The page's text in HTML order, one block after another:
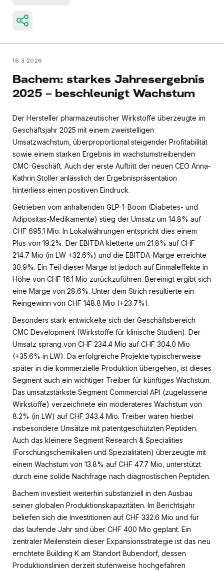
18.3.2026
Bachem: starkes Jahresergebnis
2025 – beschleunigt Wachstum
Der Hersteller pharmazeutischer Wirkstoffe überzeugte im
Geschäftsjahr 2025 mit einem zweistelligen
Umsatzwachstum, überproportional steigender Profitabilität
sowie einem starken Ergebnis im wachstumstreibenden
CMC-Geschäft. Auch der erste Auftritt der neuen CEO Anna-
Kathrin Stoller anlässlich der Ergebnispräsentation
hinterliess einen positiven Eindruck.
Getrieben vom anhaltenden GLP-1-Boom (Diabetes- und
Adipositas-Medikamente) stieg der Umsatz um 14.8% auf
CHF 695.1 Mio. In Lokalwährungen entspricht dies einem
Plus von 19.2%. Der EBITDA kletterte um 21.8% auf CHF
214.7 Mio (in LW +32.6%) und die EBITDA-Marge erreichte
30.9%. Ein Teil dieser Marge ist jedoch auf Einmaleffekte in
Höhe von CHF 16.1 Mio zurückzuführen. Bereinigt ergibt sich
eine Marge von 28.6%. Unter dem Strich resultierte ein
Reingewinn von CHF 148.8 Mio (+23.7%).
Besonders stark entwickelte sich der Geschäftsbereich
CMC Development (Wirkstoffe für klinische Studien). Der
Umsatz sprang von CHF 234.4 Mio auf CHF 304.0 Mio
(+35.6% in LW). Da erfolgreiche Projekte typischerweise
später in die kommerzielle Produktion übergehen, ist dieses
Segment auch ein wichtiger Treiber für künftiges Wachstum.
Das umsatzstärkste Segment Commercial API (zugelassene
Wirkstoffe) verzeichnete ein moderateres Wachstum von
8.2% (in LW) auf CHF 343.4 Mio. Treiber waren hierbei
insbesondere Umsätze mit patentgeschützten Peptiden.
Auch das kleinere Segment Research & Specialities
(Forschungschemikalien und Spezialitäten) überzeugte mit
einem Wachstum von 13.8% auf CHF 47.7 Mio, unterstützt
durch eine solide Nachfrage nach diagnostischen Peptiden.
Bachem investiert weiterhin substanziell in den Ausbau
seiner globalen Produktionskapazitäten. Im Berichtsjahr
beliefen sich die Investitionen auf CHF 332.6 Mio und für
das laufende Jahr sind über CHF 400 Mio geplant. Ein
zentraler Meilenstein dieser Expansionsstrategie ist das neu
errichtete Building K am Standort Bubendorf, dessen
Produktionslinien derzeit stufenweise hochgefahren